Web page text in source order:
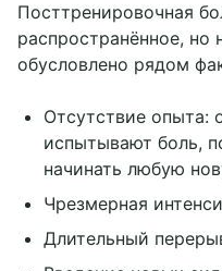
Посттренировочная
распространённое, но
обусловлено рядом
Отсутствие опыта:
испытывают боль,
начинать любую
Чрезмерная
Длительный